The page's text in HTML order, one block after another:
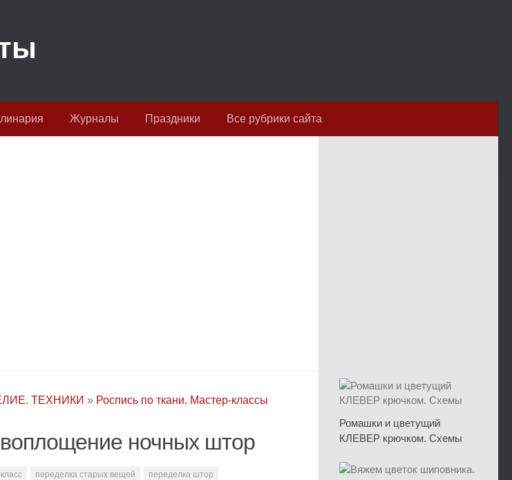
Журналы Праздники Все рубрики сайта
ТЕХНИКИ » Роспись по ткани. Мастер-классы
ночных штор
переделка старых вещей
переделка штор
Ромашки и цветущий
КЛЕВЕР крючком. Схемы